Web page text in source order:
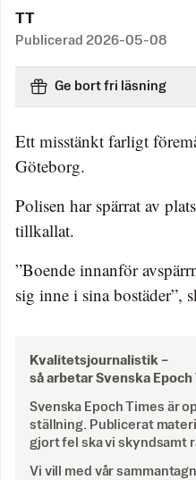
TT
Publicerad 2026-05-08
Ge bort fri läsning
Ett misstänkt farligt
Göteborg.
Polisen har spärrat av
tillkallat.
”Boende innanför
sig inne i sina bostäder”,
Kvalitetsjournalistik –
så arbetar Svenska Epoch
Svenska Epoch Times är
ställning. Publicerat
gjort fel ska vi skyndsamt
Vi vill med vår